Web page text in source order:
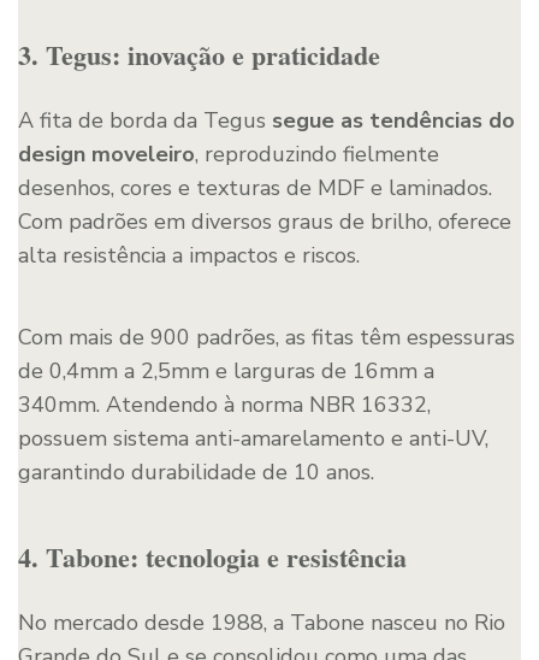
3. Tegus: inovação e praticidade
A fita de borda da Tegus segue as tendências do
design moveleiro, reproduzindo fielmente
desenhos, cores e texturas de MDF e laminados.
Com padrões em diversos graus de brilho, oferece
alta resistência a impactos e riscos.
Com mais de 900 padrões, as fitas têm espessuras
de 0,4mm a 2,5mm e larguras de 16mm a
340mm. Atendendo à norma NBR 16332,
possuem sistema anti-amarelamento e anti-UV,
garantindo durabilidade de 10 anos.
4. Tabone: tecnologia e resistência
No mercado desde 1988, a Tabone nasceu no Rio